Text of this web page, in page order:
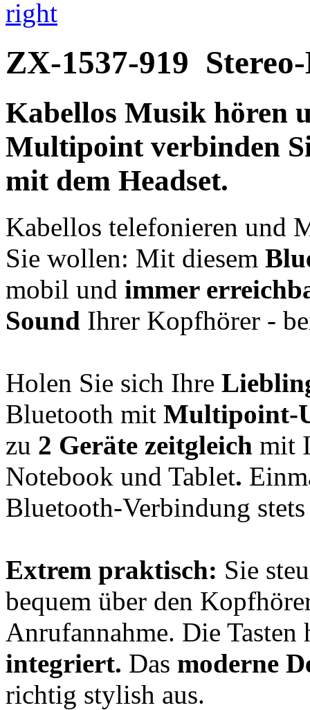
right
ZX-1537-919
Kabellos Musik hören
Multipointverbinden
mit dem Headset.
Kabellos telefonieren und
Sie wollen: Mit diesem
mobil und immer
Sound Ihrer Kopfhörer -
Holen Sie sich Ihre
Bluetooth mit Multipoint-
zu 2 Geräte zeitgleich mit
Notebook und Tablet.
Bluetooth-Verbindung stets
Extrem praktisch: Sie
bequem über den
Anrufannahme. Die
integriert. Das moderne
richtig stylish aus.